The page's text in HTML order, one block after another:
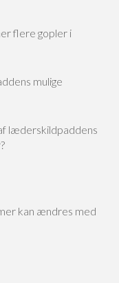
flere gopler i
mulige
læderskildpaddens
kan ændres med